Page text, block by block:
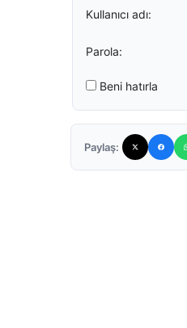
Kullanıcı adı:
Parola:
Beni hatırla
Paylaş: